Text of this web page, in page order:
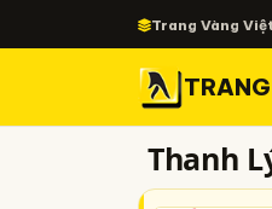
Trang Vàng
Thanh